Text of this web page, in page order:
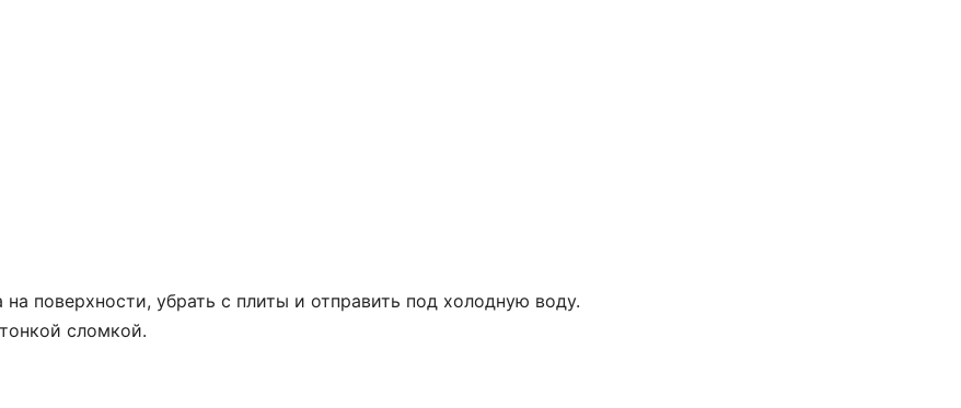
поверхности, убрать с плиты и отправить под холодную воду.
сломкой.